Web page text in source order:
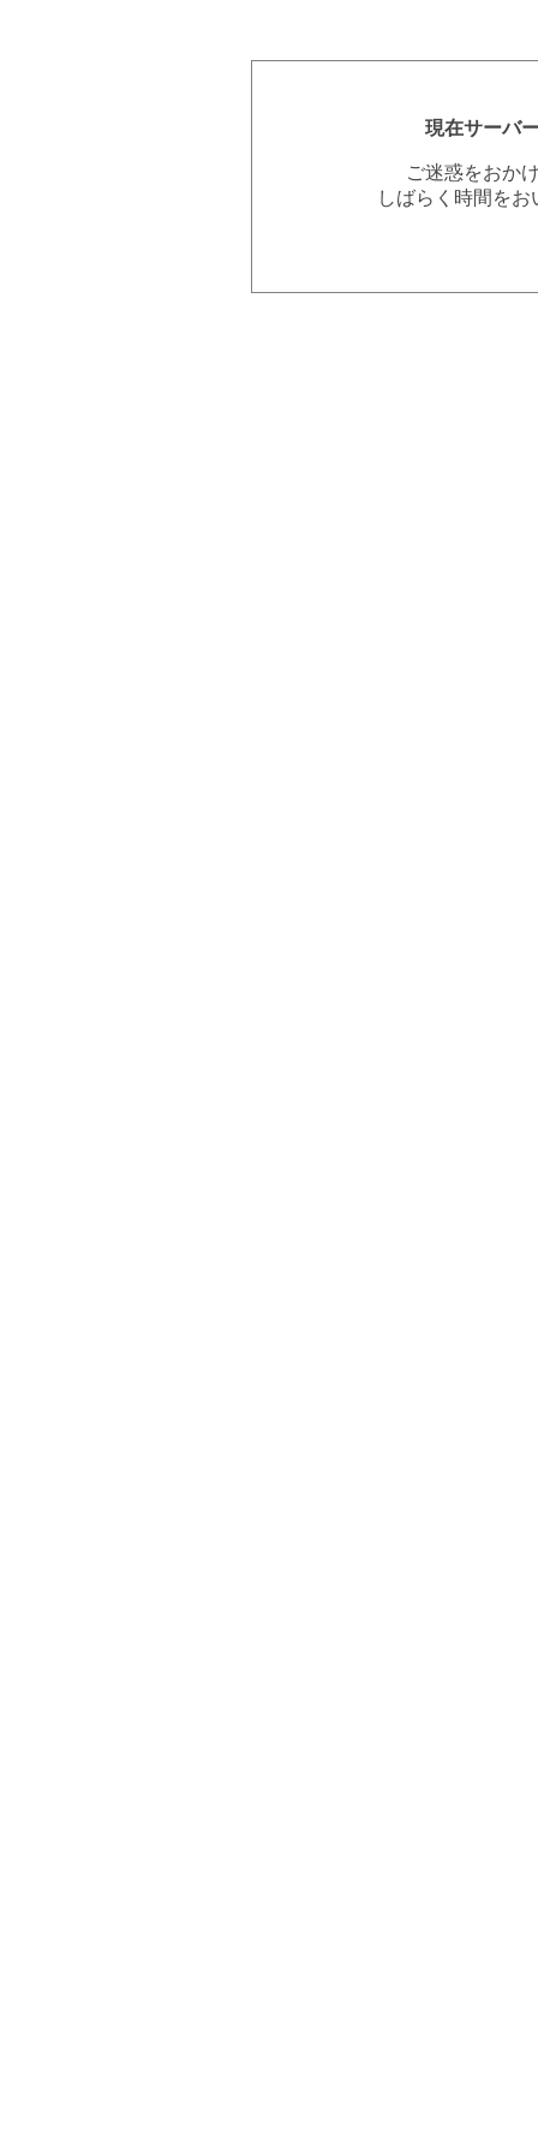
現在サーバ
ご迷惑をおか
しばらく時間を